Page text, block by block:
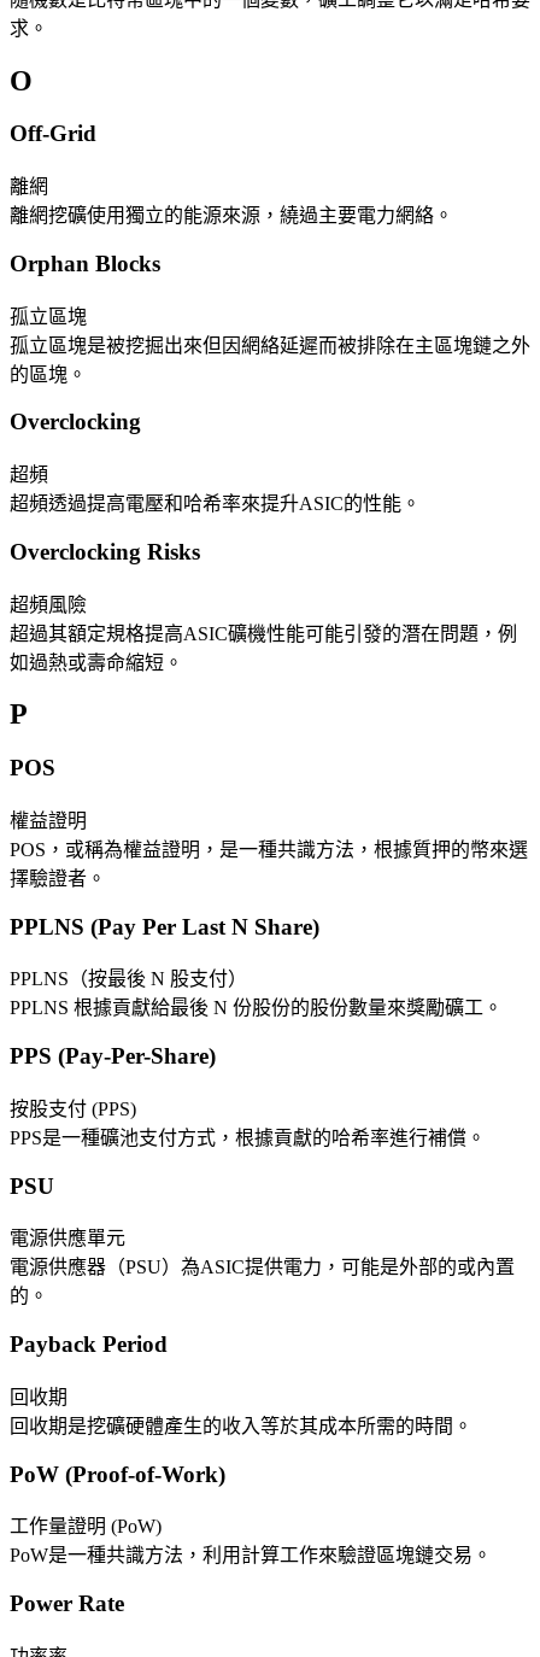
求。
O
Off-Grid
離網
離網挖礦使用獨立的能源來源，繞過主要電力網絡。
Orphan Blocks
孤立區塊
孤立區塊是被挖掘出來但因網絡延遲而被排除在主區塊鏈之外
的區塊。
Overclocking
超頻
超頻透過提高電壓和哈希率來提升ASIC的性能。
Overclocking Risks
超頻風險
超過其額定規格提高ASIC礦機性能可能引發的潛在問題，例
如過熱或壽命縮短。
P
POS
權益證明
POS，或稱為權益證明，是一種共識方法，根據質押的幣來選
擇驗證者。
PPLNS (Pay Per Last N Share)
PPLNS（按最後 N 股支付）
PPLNS 根據貢獻給最後 N 份股份的股份數量來獎勵礦工。
PPS (Pay-Per-Share)
按股支付 (PPS)
PPS是一種礦池支付方式，根據貢獻的哈希率進行補償。
PSU
電源供應單元
電源供應器（PSU）為ASIC提供電力，可能是外部的或內置
的。
Payback Period
回收期
回收期是挖礦硬體產生的收入等於其成本所需的時間。
PoW (Proof-of-Work)
工作量證明 (PoW)
PoW是一種共識方法，利用計算工作來驗證區塊鏈交易。
Power Rate